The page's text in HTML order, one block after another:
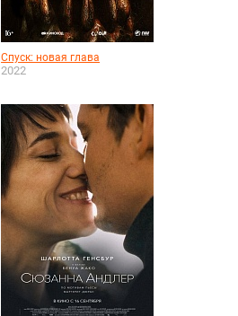
Спуск: новая глава
2022